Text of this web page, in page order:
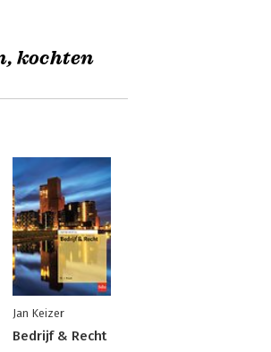
kochten
Jan Keizer
Bedrijf & Recht